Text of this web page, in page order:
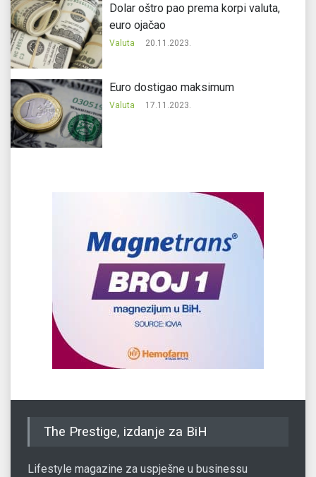
Dolar oštro pao prema korpi valuta,
euro ojačao
Valuta 20.11.2023.
Еuro dostigao maksimum
Valuta 17.11.2023.
The Prestige, izdanje za BiH
Lifestyle magazine za uspješne u businessu